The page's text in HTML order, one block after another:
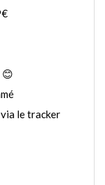
le tracker